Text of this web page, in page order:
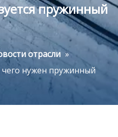
пружинный
отрасли »
чего нужен пружинный